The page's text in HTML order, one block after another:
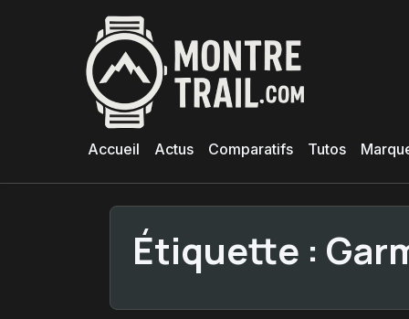
Accueil Actus Comparatifs Tutos
Étiquette :